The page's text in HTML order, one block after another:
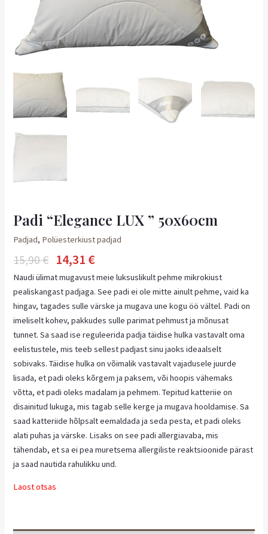
Padi “Elegance LUX ” 50x60cm
Padjad, Polüesterkiust padjad
15,90€ 14,31 €
Naudi ülimat mugavust meie luksuslikult pehme mikrokiust
pealiskangast padjaga. See padi ei ole mitte ainult pehme, vaid ka
hingav, tagades sulle värske ja mugava une kogu öö vältel. Padi on
imeliselt kohev, pakkudes sulle parimat pehmust ja mõnusat
tunnet. Sa saad ise reguleerida padja täidise hulka vastavalt oma
eelistustele, mis teeb sellest padjast sinu jaoks ideaalselt
sobivaks. Täidise hulka on võimalik vastavalt vajadusele juurde
lisada, et padi oleks kõrgem ja paksem, või hoopis vähemaks
võtta, et padi oleks madalam ja pehmem. Tepitud katteriie on
disainitud lukuga, mis tagab selle kerge ja mugava hooldamise. Sa
saad katteriide hõlpsalt eemaldada ja seda pesta, et padi oleks
alati puhas ja värske. Lisaks on see padi allergiavaba, mis
tähendab, et sa ei pea muretsema allergiliste reaktsioonide pärast
ja saad nautida rahulikku und.
Laost otsas